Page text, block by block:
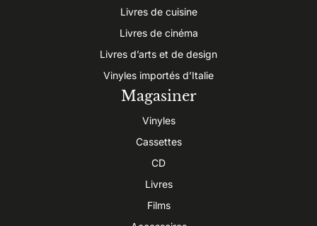
Livres de cuisine
Livres de cinéma
Livres d’arts et de design
Vinyles importés d’Italie
Magasiner
Vinyles
Cassettes
CD
Livres
Films